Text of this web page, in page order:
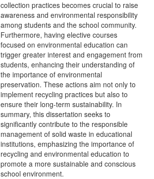
collection practices becomes crucial to raise
awareness and environmental responsibility
among students and the school community.
Furthermore, having elective courses
focused on environmental education can
trigger greater interest and engagement from
students, enhancing their understanding of
the importance of environmental
preservation. These actions aim not only to
implement recycling practices but also to
ensure their long-term sustainability. In
summary, this dissertation seeks to
significantly contribute to the responsible
management of solid waste in educational
institutions, emphasizing the importance of
recycling and environmental education to
promote a more sustainable and conscious
school environment.